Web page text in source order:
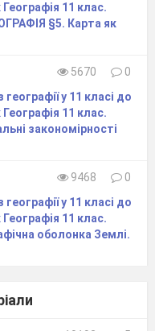
11 клас.
§5. Карта як
5670
0
у 11 класі до
11 клас.
закономірності
9468
0
у 11 класі до
11 клас.
оболонка Землі.